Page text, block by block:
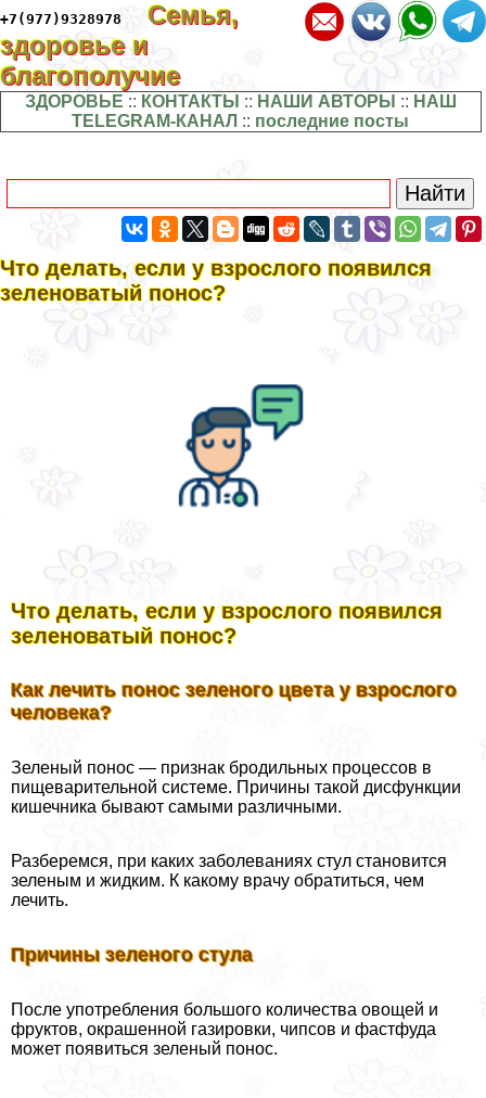
+7(977)9328978
Семья,
здоровье и
благополучие
ЗДОРОВЬЕ :: КОНТАКТЫ :: НАШИ АВТОРЫ :: НАШ
TELEGRAM-КАНАЛ :: последние посты
Что делать, если у взрослого появился
зеленоватый понос?
Что делать, если у взрослого появился
зеленоватый понос?
Как лечить понос зеленого цвета у взрослого
человека?
Зеленый понос — признак бродильных процессов в
пищеварительной системе. Причины такой дисфункции
кишечника бывают самыми различными.
Разберемся, при каких заболеваниях стул становится
зеленым и жидким. К какому врачу обратиться, чем
лечить.
Причины зеленого стула
После употрeбления большого количества овощей и
фруктов, окрашенной газировки, чипсов и фастфуда
может появиться зеленый понос.